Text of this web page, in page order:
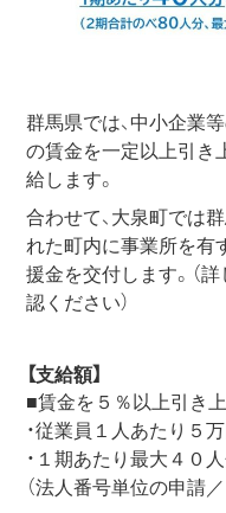
群馬県では、中小企業
の賃金を一定以上引き
給します。
合わせて、大泉町では
れた町内に事業所を有
援金を交付します。（
認ください）
【支給額】
■賃金を５％以上引き
・従業員１人あたり５万
・１期あたり最大４０
（法人番号単位の申請